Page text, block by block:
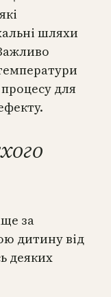
шляхи
для
за
дитину від
деяких